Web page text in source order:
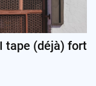
tape (déjà) fort